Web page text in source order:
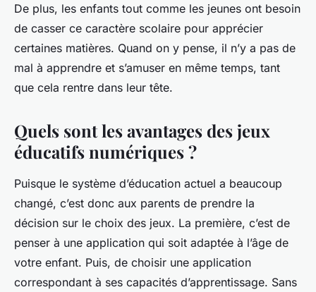
De plus, les enfants tout comme les jeunes ont besoin
de casser ce caractère scolaire pour apprécier
certaines matières. Quand on y pense, il n’y a pas de
mal à apprendre et s’amuser en même temps, tant
que cela rentre dans leur tête.
Quels sont les avantages des jeux
éducatifs numériques ?
Puisque le système d’éducation actuel a beaucoup
changé, c’est donc aux parents de prendre la
décision sur le choix des jeux. La première, c’est de
penser à une application qui soit adaptée à l’âge de
votre enfant. Puis, de choisir une application
correspondant à ses capacités d’apprentissage. Sans